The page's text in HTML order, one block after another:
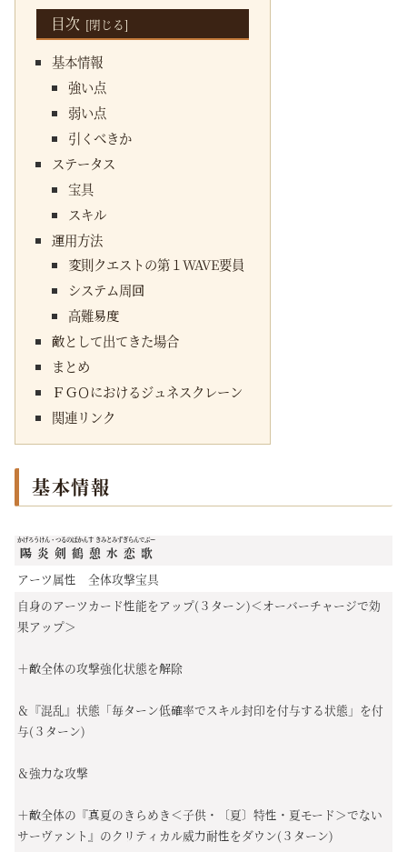
目次
基本情報
強い点
弱い点
引くべきか
ステータス
宝具
スキル
運用方法
変則クエストの第１WAVE要員
システム周回
高難易度
敵として出てきた場合
まとめ
ＦＧＯにおけるジュネスクレーン
関連リンク
基本情報
陽炎剣鶴憩水恋歌
かげろうけん・つるのばかんす きみとみずぎらんでぶー
アーツ属性 全体攻撃宝具
自身のアーツカード性能をアップ(３ターン)＜オーバーチャージで効
果アップ＞
＋敵全体の攻撃強化状態を解除
＆『混乱』状態「毎ターン低確率でスキル封印を付与する状態」を付
与(３ターン)
＆強力な攻撃
＋敵全体の『真夏のきらめき＜子供・〔夏〕特性・夏モード＞でない
サーヴァント』のクリティカル威力耐性をダウン(３ターン)